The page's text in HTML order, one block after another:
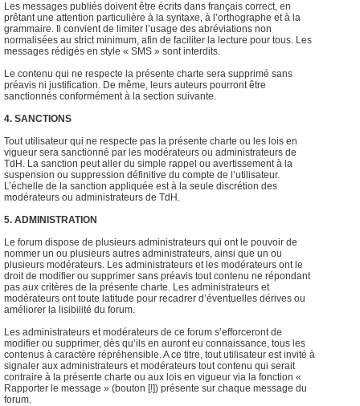
Les messages publiés doivent être écrits dans français correct, en
prêtant une attention particulière à la syntaxe, à l’orthographe et à la
grammaire. Il convient de limiter l’usage des abréviations non
normalisées au strict minimum, afin de faciliter la lecture pour tous. Les
messages rédigés en style « SMS » sont interdits.
Le contenu qui ne respecte la présente charte sera supprimé sans
préavis ni justification. De même, leurs auteurs pourront être
sanctionnés conformément à la section suivante.
4. SANCTIONS
Tout utilisateur qui ne respecte pas la présente charte ou les lois en
vigueur sera sanctionné par les modérateurs ou administrateurs de
TdH. La sanction peut aller du simple rappel ou avertissement à la
suspension ou suppression définitive du compte de l’utilisateur.
L’échelle de la sanction appliquée est à la seule discrétion des
modérateurs ou administrateurs de TdH.
5. ADMINISTRATION
Le forum dispose de plusieurs administrateurs qui ont le pouvoir de
nommer un ou plusieurs autres administrateurs, ainsi que un ou
plusieurs modérateurs. Les administrateurs et les modérateurs ont le
droit de modifier ou supprimer sans préavis tout contenu ne répondant
pas aux critères de la présente charte. Les administrateurs et
modérateurs ont toute latitude pour recadrer d’éventuelles dérives ou
améliorer la lisibilité du forum.
Les administrateurs et modérateurs de ce forum s’efforceront de
modifier ou supprimer, dès qu’ils en auront eu connaissance, tous les
contenus à caractère répréhensible. A ce titre, tout utilisateur est invité à
signaler aux administrateurs et modérateurs tout contenu qui serait
contraire à la présente charte ou aux lois en vigueur via la fonction «
Rapporter le message » (bouton [!]) présente sur chaque message du
forum.